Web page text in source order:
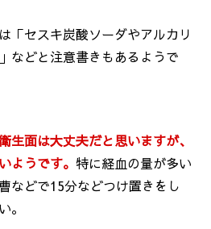
「セスキ炭酸ソーダやアルカリ
などと注意書きもあるようで
生面は大丈夫だと思いますが、
ようです。 特に経血の量が多い
などで15分などつけ置きをし
。